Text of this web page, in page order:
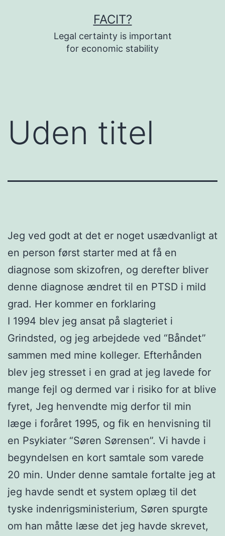
FACIT?
Legal certainty is important
for economic stability
Uden titel
Jeg ved godt at det er noget usædvanligt at
en person først starter med at få en
diagnose som skizofren, og derefter bliver
denne diagnose ændret til en PTSD i mild
grad. Her kommer en forklaring
I 1994 blev jeg ansat på slagteriet i
Grindsted, og jeg arbejdede ved “Båndet”
sammen med mine kolleger. Efterhånden
blev jeg stresset i en grad at jeg lavede for
mange fejl og dermed var i risiko for at blive
fyret, Jeg henvendte mig derfor til min
læge i foråret 1995, og fik en henvisning til
en Psykiater “Søren Sørensen”. Vi havde i
begyndelsen en kort samtale som varede
20 min. Under denne samtale fortalte jeg at
jeg havde sendt et system oplæg til det
tyske indenrigsministerium, Søren spurgte
om han måtte læse det jeg havde skrevet,